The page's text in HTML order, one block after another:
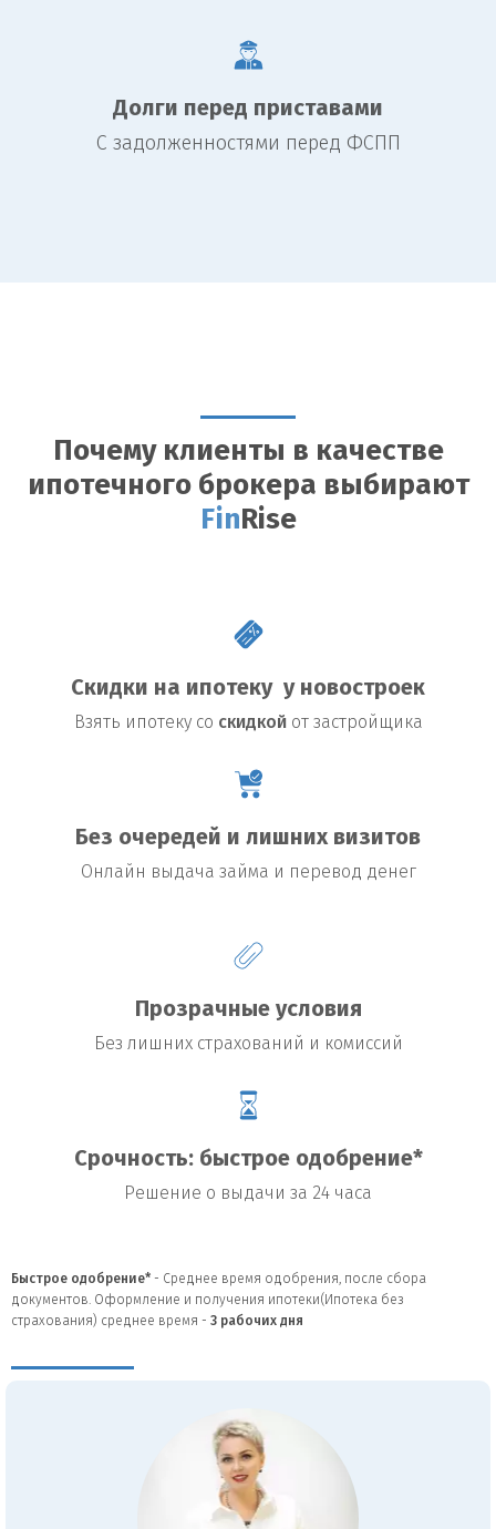
Долги перед приставами
С задолженностями перед ФСПП
Почему клиенты в качестве
ипотечного брокера выбирают
Fin Rise
Скидки на ипотеку у новостроек
Взять ипотеку со скидкой от застройщика
Без очередей и лишних визитов
Онлайн выдача займа и перевод денег
Прозрачные условия
Без лишних страхований и комиссий
Срочность: быстрое одобрение*
Решение о выдачи за 24 часа
Быстрое одобрение* - Среднее время одобрения, после сбора
документов. Оформление и получения ипотеки(Ипотека без
страхования) среднее время - 3 рабочих дня